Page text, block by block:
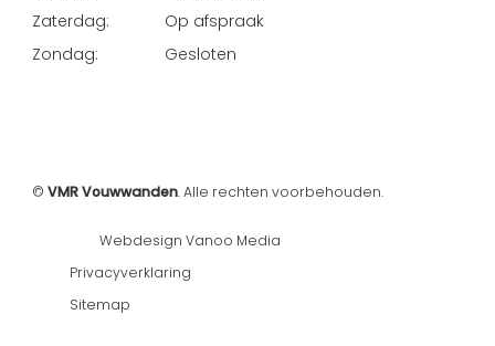
Zaterdag:
Op afspraak
Zondag:
Gesloten
© VMR Vouwwanden. Alle rechten voorbehouden.
Webdesign Vanoo Media
Privacyverklaring
Sitemap